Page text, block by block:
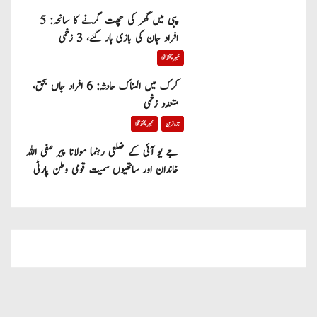
پبی میں گھر کی چھت گرنے کا سانحہ: 5
افراد جان کی بازی ہار گئے، 3 زخمی
خیبر پختونخوا
کرک میں المناک حادثہ: 6 افراد جاں بحق،
متعدد زخمی
تازہ ترین خیبر پختونخوا
جے یو آئی کے ضلعی رہنما مولانا پیر صفی اللہ
خاندان اور ساتھیوں سمیت قومی وطن پارٹی